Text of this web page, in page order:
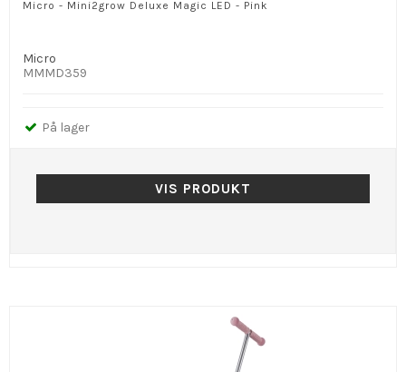
Micro - Mini2grow Deluxe Magic LED - Pink
Micro
MMMD359
På lager
VIS PRODUKT